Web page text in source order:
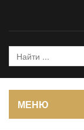
МЕНЮ